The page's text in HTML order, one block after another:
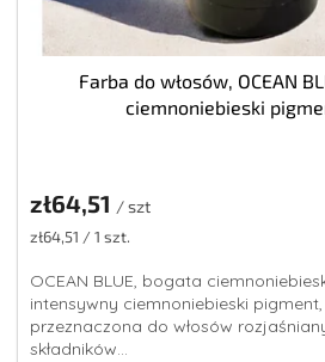
Farba do włosów, OCEAN
ciemnoniebieski
produktu
wynosi
4,8
na
5
gwiazdek.
zł64,51 / szt
Cena
zł64,51 / 1 szt.
OCEAN BLUE, bogata
intensywny ciemnoniebieski pigment,
przeznaczona do włosów
składników...